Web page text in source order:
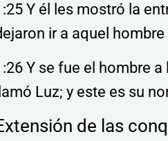
Y él les mostró la
ir a aquel
Y se fue el hombre
llamó Luz; y este es su
de las